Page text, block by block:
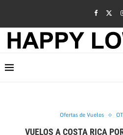
Ofertas de Vuelos
VUELOS A COSTA RICA